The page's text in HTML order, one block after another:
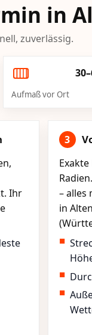
in
zuverlässig.
Aufmaß vor Ort
Ihr
3
– alles
in